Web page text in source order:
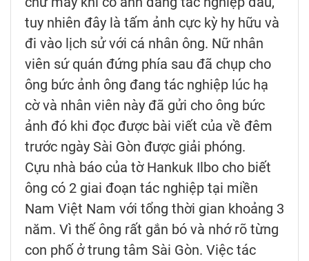
tuy nhiên đây là tấm ảnh cực kỳ hy hữu và
đi vào lịch sử với cá nhân ông. Nữ nhân
viên sứ quán đứng phía sau đã chụp cho
ông bức ảnh ông đang tác nghiệp lúc hạ
cờ và nhân viên này đã gửi cho ông bức
ảnh đó khi đọc được bài viết của về đêm
trước ngày Sài Gòn được giải phóng.
Cựu nhà báo của tờ Hankuk Ilbo cho biết
ông có 2 giai đoạn tác nghiệp tại miền
Nam Việt Nam với tổng thời gian khoảng 3
năm. Vì thế ông rất gắn bó và nhớ rõ từng
con phố ở trung tâm Sài Gòn. Việc tác